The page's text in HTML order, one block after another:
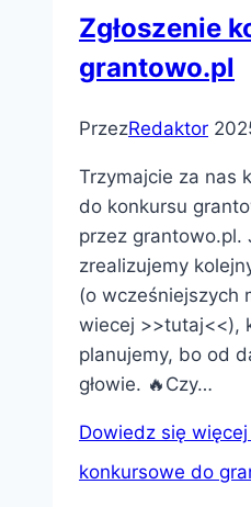
Zgłoszenie
grantowo.pl
PrzezRedaktor
Trzymajcie za nas
do konkursu
przez grantowo.pl.
zrealizujemy
(o wcześniejszych
wiecej >>tutaj<<),
planujemy, bo od
głowie. 🔥Czy…
Dowiedz się więcej
konkursowe do